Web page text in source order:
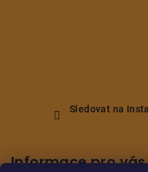
Sledovat na
Informace pro vás